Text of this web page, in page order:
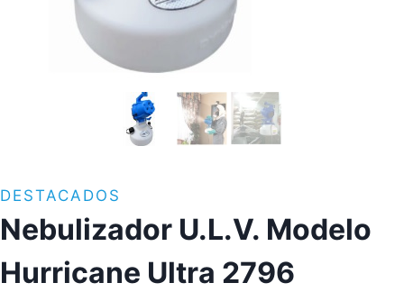
DESTACADOS
Nebulizador U.L.V. Modelo
Hurricane Ultra 2796